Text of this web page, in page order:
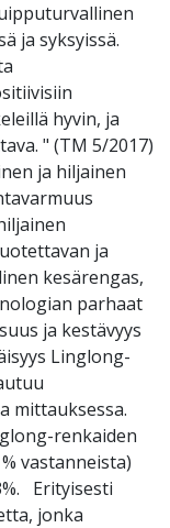
ja syksyissä.
hyvin, ja
" (TM 5/2017)
ja hiljainen
ja
kesärengas,
parhaat
ja kestävyys
Linglong-
mittauksessa.
renkaiden
vastanneista)
Erityisesti
jonka